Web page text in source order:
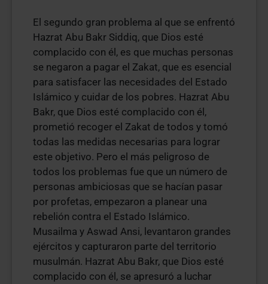
El segundo gran problema al que se enfrentó
Hazrat Abu Bakr Siddiq, que Dios esté
complacido con él, es que muchas personas
se negaron a pagar el Zakat, que es esencial
para satisfacer las necesidades del Estado
Islámico y cuidar de los pobres. Hazrat Abu
Bakr, que Dios esté complacido con él,
prometió recoger el Zakat de todos y tomó
todas las medidas necesarias para lograr
este objetivo. Pero el más peligroso de
todos los problemas fue que un número de
personas ambiciosas que se hacían pasar
por profetas, empezaron a planear una
rebelión contra el Estado Islámico.
Musailma y Aswad Ansi, levantaron grandes
ejércitos y capturaron parte del territorio
musulmán. Hazrat Abu Bakr, que Dios esté
complacido con él, se apresuró a luchar